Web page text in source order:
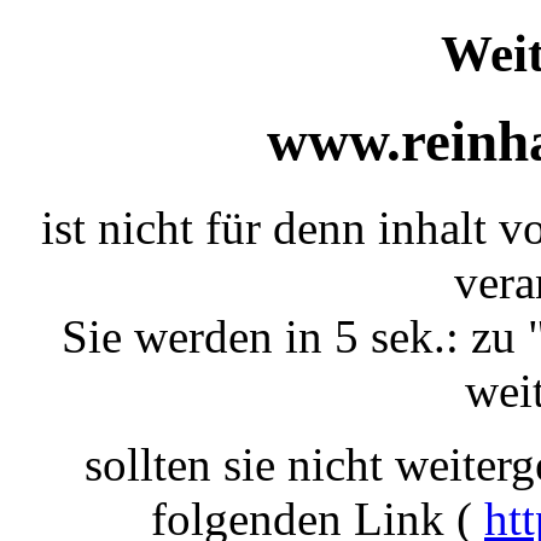
ist nicht für denn inhalt
Sie werden in 5 sek.: zu
sollten sie nicht
folgenden Link (